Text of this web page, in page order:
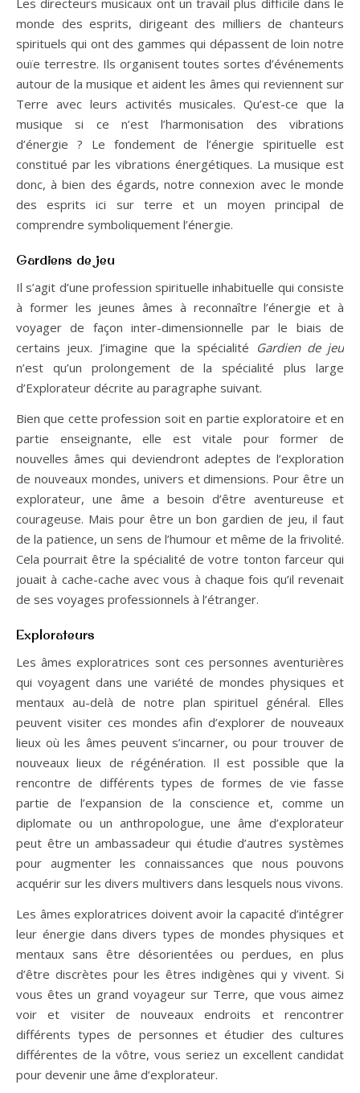
Les directeurs musicaux ont un travail plus difficile dans le
monde des esprits, dirigeant des milliers de chanteurs
spirituels qui ont des gammes qui dépassent de loin notre
ouïe terrestre. Ils organisent toutes sortes d’événements
autour de la musique et aident les âmes qui reviennent sur
Terre avec leurs activités musicales. Qu’est-ce que la
musique si ce n’est l’harmonisation des vibrations
d’énergie ? Le fondement de l’énergie spirituelle est
constitué par les vibrations énergétiques. La musique est
donc, à bien des égards, notre connexion avec le monde
des esprits ici sur terre et un moyen principal de
comprendre symboliquement l’énergie.
Gardiens de jeu
Il s’agit d’une profession spirituelle inhabituelle qui consiste
à former les jeunes âmes à reconnaître l’énergie et à
voyager de façon inter-dimensionnelle par le biais de
certains jeux. J’imagine que la spécialité Gardien de jeu
n’est qu’un prolongement de la spécialité plus large
d’Explorateur décrite au paragraphe suivant.
Bien que cette profession soit en partie exploratoire et en
partie enseignante, elle est vitale pour former de
nouvelles âmes qui deviendront adeptes de l’exploration
de nouveaux mondes, univers et dimensions. Pour être un
explorateur, une âme a besoin d’être aventureuse et
courageuse. Mais pour être un bon gardien de jeu, il faut
de la patience, un sens de l’humour et même de la frivolité.
Cela pourrait être la spécialité de votre tonton farceur qui
jouait à cache-cache avec vous à chaque fois qu’il revenait
de ses voyages professionnels à l’étranger.
Explorateurs
Les âmes exploratrices sont ces personnes aventurières
qui voyagent dans une variété de mondes physiques et
mentaux au-delà de notre plan spirituel général. Elles
peuvent visiter ces mondes afin d’explorer de nouveaux
lieux où les âmes peuvent s’incarner, ou pour trouver de
nouveaux lieux de régénération. Il est possible que la
rencontre de différents types de formes de vie fasse
partie de l’expansion de la conscience et, comme un
diplomate ou un anthropologue, une âme d’explorateur
peut être un ambassadeur qui étudie d’autres systèmes
pour augmenter les connaissances que nous pouvons
acquérir sur les divers multivers dans lesquels nous vivons.
Les âmes exploratrices doivent avoir la capacité d’intégrer
leur énergie dans divers types de mondes physiques et
mentaux sans être désorientées ou perdues, en plus
d’être discrètes pour les êtres indigènes qui y vivent. Si
vous êtes un grand voyageur sur Terre, que vous aimez
voir et visiter de nouveaux endroits et rencontrer
différents types de personnes et étudier des cultures
différentes de la vôtre, vous seriez un excellent candidat
pour devenir une âme d’explorateur.